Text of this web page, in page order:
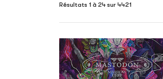
Résultats 1 à 24 sur 4421